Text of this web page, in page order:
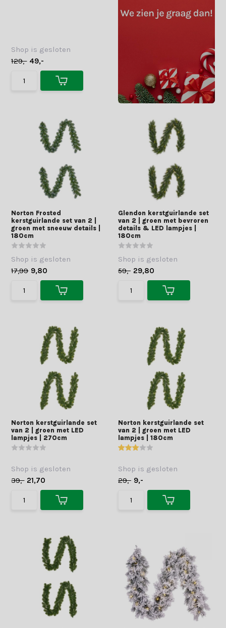
Shop is gesloten
129,- 49,-
Norton Frosted
kerstguirlande set van 2 |
groen met sneeuw details |
180cm
Shop is gesloten
17,99 9,80
Glendon kerstguirlande set
van 2 | groen met bevroren
details & LED lampjes |
180cm
Shop is gesloten
59,- 29,80
Norton kerstguirlande set
van 2 | groen met LED
lampjes | 270cm
Shop is gesloten
39,- 21,70
Norton kerstguirlande set
van 2 | groen met LED
lampjes | 180cm
Shop is gesloten
29,- 9,-